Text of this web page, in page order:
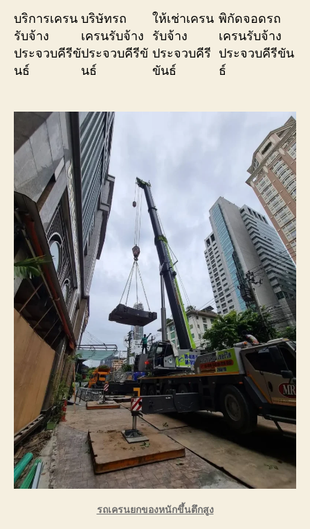
บริการเครน
รับจ้าง
ประจวบคีรีขั
นธ์
บริษัทรถ
เครนรับจ้าง
ประจวบคีรีขั
นธ์
ให้เช่าเครน
รับจ้าง
ประจวบคีรี
ขันธ์
พิกัดจอดรถ
เครนรับจ้าง
ประจวบคีรีขัน
ธ์
รถเครนยกของหนักขึ้นตึกสูง